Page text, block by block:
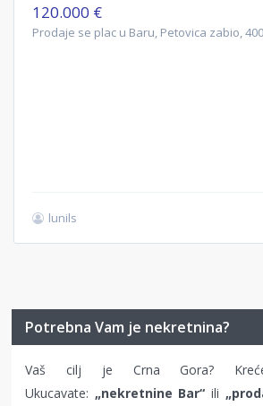
120.000 €
Prodaje se plac u Baru, Petovica zabio,
lunils
Potrebna Vam je nekretnina?
Vaš cilj je Crna Gora?
Ukucavate: „nekretnine Bar“ ili